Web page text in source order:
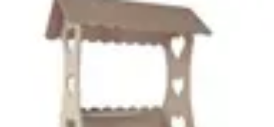
Revente Cadeaux Noël
Stratégies de Revente
Astuces de
Préparation à la revente Évaluation et Prix